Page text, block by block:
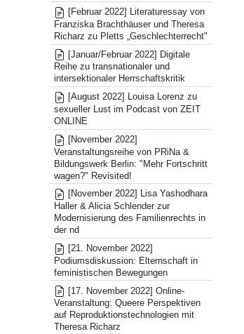
[Februar 2022] Literaturessay von
Franziska Brachthäuser und Theresa
Richarz zu Pletts „Geschlechterrecht"
[Januar/Februar 2022] Digitale
Reihe zu transnationaler und
intersektionaler Herrschaftskritik
[August 2022] Louisa Lorenz zu
sexueller Lust im Podcast von ZEIT
ONLINE
[November 2022]
Veranstaltungsreihe von PRiNa &
Bildungswerk Berlin: "Mehr Fortschritt
wagen?" Revisited!
[November 2022] Lisa Yashodhara
Haller & Alicia Schlender zur
Modernisierung des Familienrechts in
der nd
[21. November 2022]
Podiumsdiskussion: Elternschaft in
feministischen Bewegungen
[17. November 2022] Online-
Veranstaltung: Queere Perspektiven
auf Reproduktionstechnologien mit
Theresa Richarz